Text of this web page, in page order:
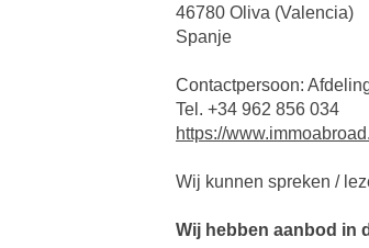
46780 Oliva (Valencia)
Spanje
Contactpersoon:
Tel. +34 962 856 034
https://
Wij kunnen spreken /
Wij hebben aanbod in